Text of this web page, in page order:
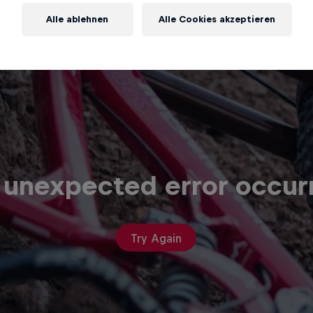
error
Try Again
Alle ablehnen Alle Cookies akzeptieren